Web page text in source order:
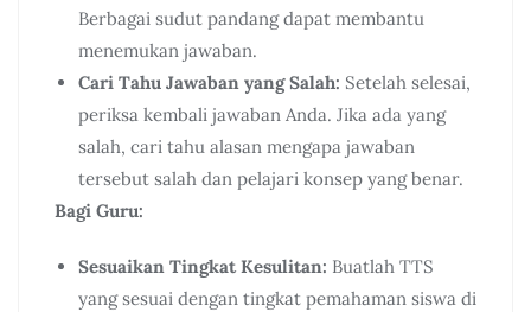
Berbagai sudut pandang dapat membantu
menemukan jawaban.
Cari Tahu Jawaban yang Salah: Setelah selesai,
periksa kembali jawaban Anda. Jika ada yang
salah, cari tahu alasan mengapa jawaban
tersebut salah dan pelajari konsep yang benar.
Bagi Guru:
Sesuaikan Tingkat Kesulitan: Buatlah TTS
yang sesuai dengan tingkat pemahaman siswa di